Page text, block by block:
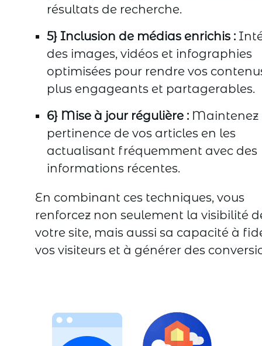
résultats de recherche.
5} Inclusion de médias enrichis :
des images, vidéos et infographies
optimisées pour rendre vos
plus engageants et partagerables.
6} Mise à jour régulière : Maintenez
pertinence de vos articles en les
actualisant fréquemment avec des
informations récentes.
En combinant ces techniques, vous
renforcez non seulement la visibilité
votre site, mais aussi sa capacité à
vos visiteurs et à générer des